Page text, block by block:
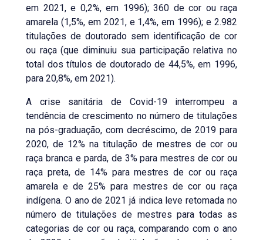
em 2021, e 0,2%, em 1996); 360 de cor ou raça
amarela (1,5%, em 2021, e 1,4%, em 1996); e 2.982
titulações de doutorado sem identificação de cor
ou raça (que diminuiu sua participação relativa no
total dos títulos de doutorado de 44,5%, em 1996,
para 20,8%, em 2021).
A crise sanitária de Covid-19 interrompeu a
tendência de crescimento no número de titulações
na pós-graduação, com decréscimo, de 2019 para
2020, de 12% na titulação de mestres de cor ou
raça branca e parda, de 3% para mestres de cor ou
raça preta, de 14% para mestres de cor ou raça
amarela e de 25% para mestres de cor ou raça
indígena. O ano de 2021 já indica leve retomada no
número de titulações de mestres para todas as
categorias de cor ou raça, comparando com o ano